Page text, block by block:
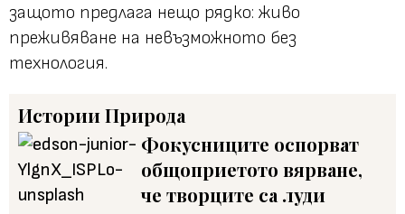
защото предлага нещо рядко: живо
преживяване на невъзможното без
технология.
ИсторииПрирода
Фокусниците оспорват
общоприетото вярване,
че творците са луди